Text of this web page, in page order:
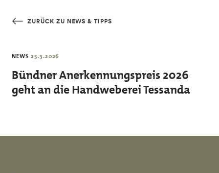
ZURÜCK ZU NEWS & TIPPS
NEWS 25.3.2026
Bündner Anerkennungspreis 2026
geht an die Handweberei Tessanda